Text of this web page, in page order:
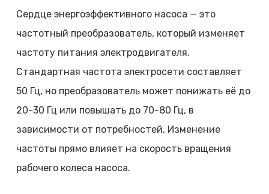
Сердце энергоэффективного насоса — это
частотный преобразователь, который изменяет
частоту питания электродвигателя.
Стандартная частота электросети составляет
50 Гц, но преобразователь может понижать её до
20-30 Гц или повышать до 70-80 Гц, в
зависимости от потребностей. Изменение
частоты прямо влияет на скорость вращения
рабочего колеса насоса.